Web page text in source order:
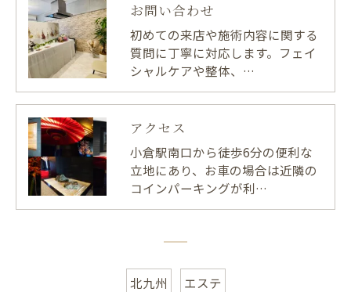
お問い合わせ
初めての来店や施術内容に関する
質問に丁寧に対応します。フェイ
シャルケアや整体、…
アクセス
小倉駅南口から徒歩6分の便利な
立地にあり、お車の場合は近隣の
コインパーキングが利…
北九州 エステ